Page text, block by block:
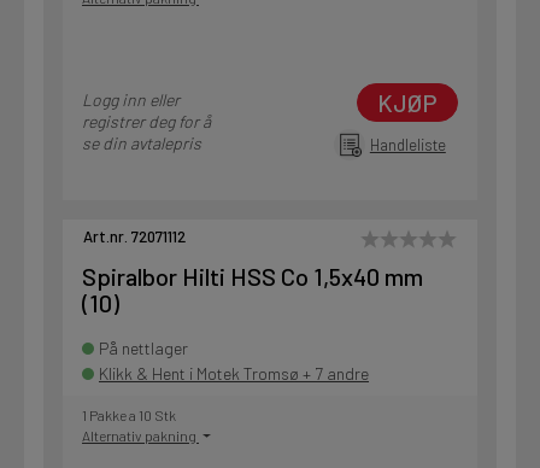
Logg inn eller
registrer deg for å
se din avtalepris
KJØP
Handleliste
Art.nr. 72071112
Spiralbor Hilti HSS Co 1,5x40 mm
(10)
På nettlager
Klikk & Hent i Motek Tromsø + 7 andre
1 Pakke a 10 Stk
Alternativ pakning